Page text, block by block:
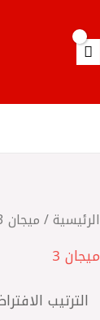
الرئيسية/ ميجان 3
ميجان 3